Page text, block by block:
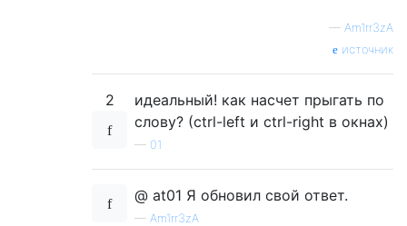
— Am1rr3zA
источник
2
идеальный! как насчет прыгать по
слову? (ctrl-left и ctrl-right в окнах)
— 01
@ at01 Я обновил свой ответ.
— Am1rr3zA